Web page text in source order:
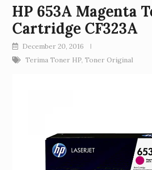
HP 653A Magenta
Cartridge CF323A
December 20, 2016
Terima Toner HP, Toner Original